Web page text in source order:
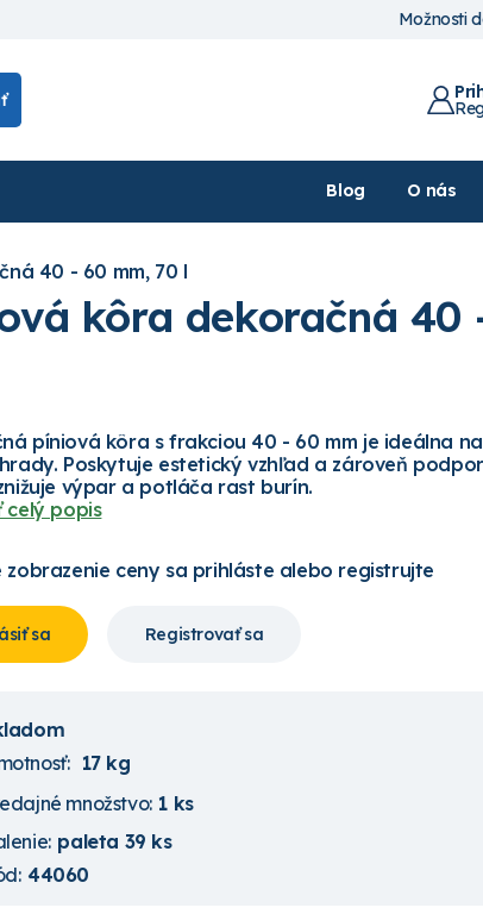
Možnosti
Blog O nás
40 - 60 mm, 70 l
kôra dekoračná 40
píniová kôra s frakciou 40 - 60 mm je ideálna
Poskytuje estetický vzhľad a zároveň
výpar a potláča rast burín.
celý popis
zobrazenie ceny sa prihláste alebo registrujte
sa Registrovať sa
17 kg
množstvo: 1 ks
paleta 39 ks
44060